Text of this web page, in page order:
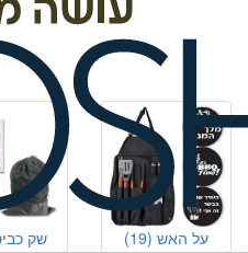
על האש (19) שק